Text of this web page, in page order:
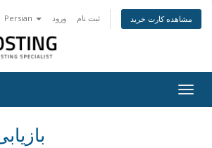
Persian ورود ثبت نام مشاهده کارت خرید